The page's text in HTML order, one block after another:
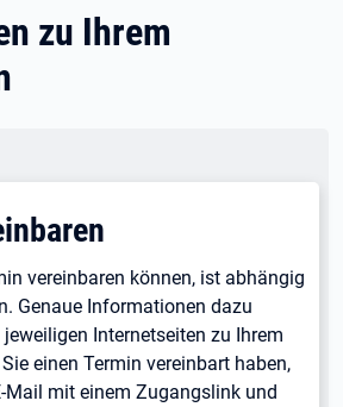
zu Ihrem
vereinbaren können, ist abhängig
Genaue Informationen dazu
Internetseiten zu Ihrem
einen Termin vereinbart haben,
Mail mit einem Zugangslink und